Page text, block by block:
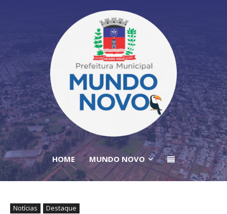
HOME MUNDO NOVO
Notícias Destaque